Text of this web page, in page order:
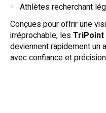
Athlètes recherchant
Conçues pour offrir une
irréprochable, les
deviennent rapidement
avec confiance et